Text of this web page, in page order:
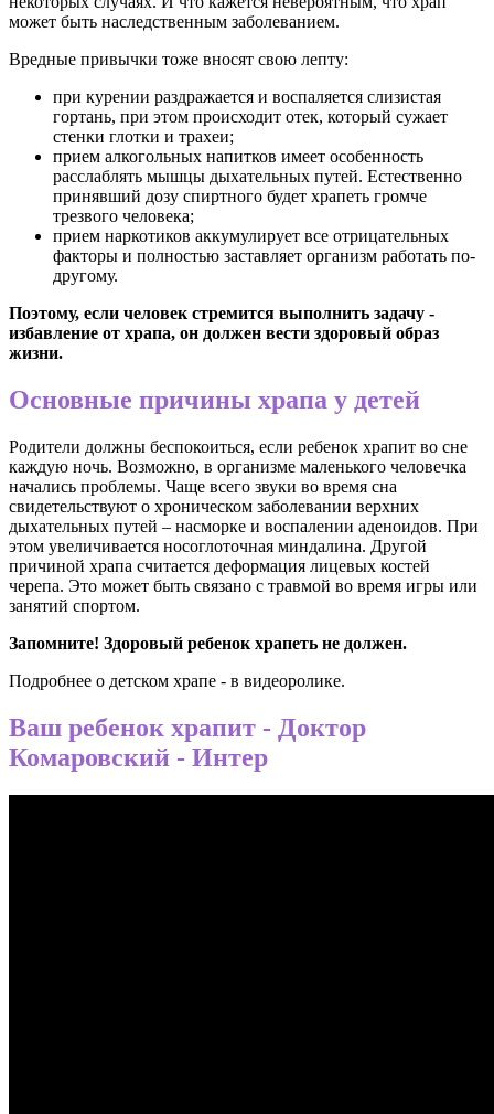
может быть наследственным заболеванием.
Вредные привычки тоже вносят свою лепту:
при курении раздражается и воспаляется слизистая
гортань, при этом происходит отек, который сужает
стенки глотки и трахеи;
прием алкогольных напитков имеет особенность
расслаблять мышцы дыхательных путей. Естественно
принявший дозу спиртного будет храпеть громче
трезвого человека;
прием наркотиков аккумулирует все отрицательных
факторы и полностью заставляет организм работать по-
другому.
Поэтому, если человек стремится выполнить задачу -
избавление от храпа, он должен вести здоровый образ
жизни.
Основные причины храпа у детей
Родители должны беспокоиться, если ребенок храпит во сне
каждую ночь. Возможно, в организме маленького человечка
начались проблемы. Чаще всего звуки во время сна
свидетельствуют о хроническом заболевании верхних
дыхательных путей – насморке и воспалении аденоидов. При
этом увеличивается носоглоточная миндалина. Другой
причиной храпа считается деформация лицевых костей
черепа. Это может быть связано с травмой во время игры или
занятий спортом.
Запомните! Здоровый ребенок храпеть не должен.
Подробнее о детском храпе - в видеоролике.
Ваш ребенок храпит - Доктор
Комаровский - Интер